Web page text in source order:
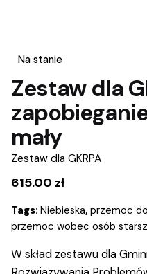
Na stanie
Zestaw dla
mały
Zestaw dla GKRPA
615.00 zł
Tags: Niebieska, przemoc
przemoc wobec osób
W skład zestawu dla